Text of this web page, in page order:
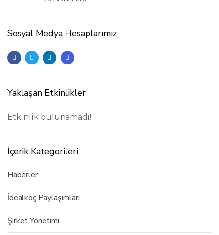
Sosyal Medya Hesaplarımız
Yaklaşan Etkinlikler
Etkinlik bulunamadı!
İçerik Kategorileri
Haberler
İdealkoç Paylaşımları
Şirket Yönetimi